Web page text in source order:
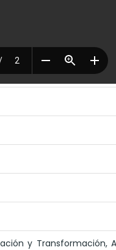
y Transformación,